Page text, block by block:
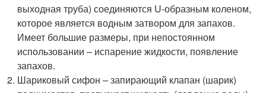
выходная труба) соединяются U-образным коленом,
которое является водным затвором для запахов.
Имеет большие размеры, при непостоянном
использовании – испарение жидкости, появление
запахов.
Шариковый сифон – запирающий клапан (шарик)